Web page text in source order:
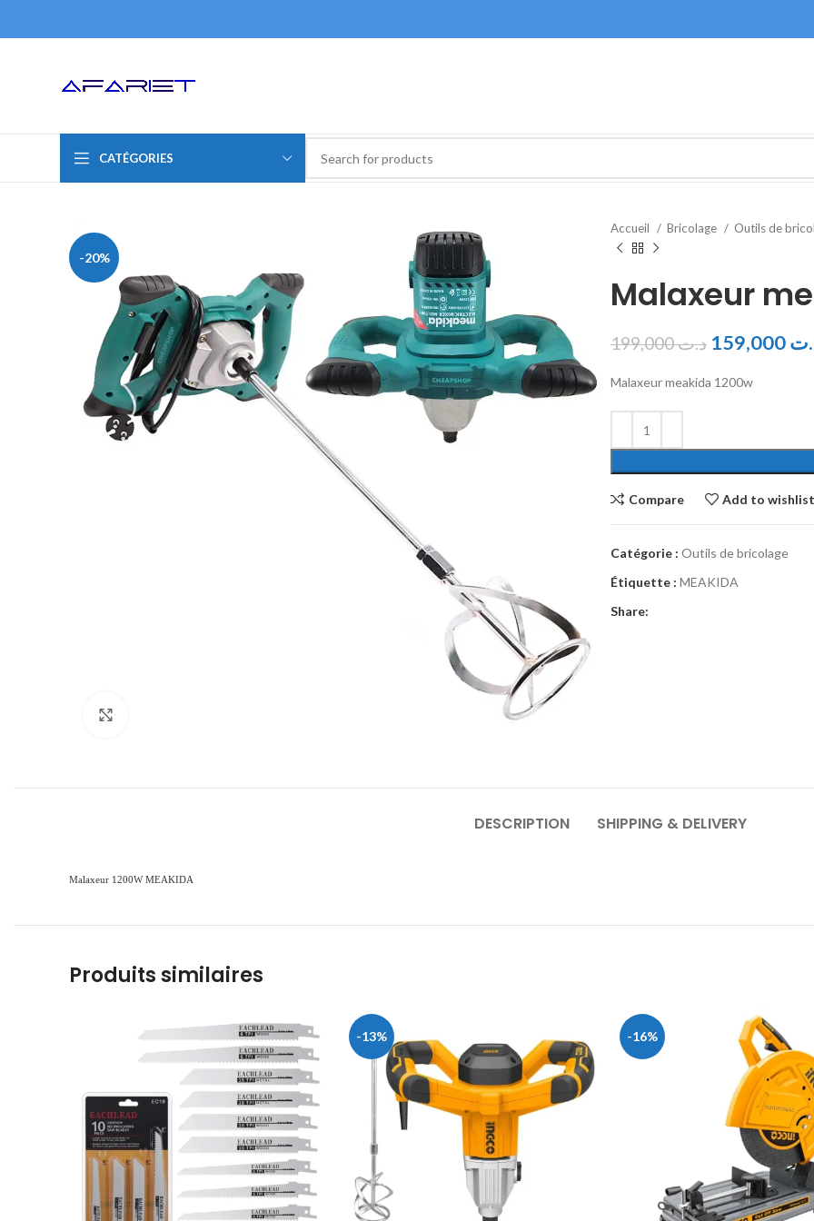
CATÉGORIES
-20%
Accueil Bricolage Outils de
Malaxeur
د.ت199,000
Malaxeur meakida 1200w
Compare Add to wishlist
Catégorie : Outils de bricolage
Étiquette : MEAKIDA
Share:
DESCRIPTION SHIPPING & DELIVERY
Malaxeur 1200W MEAKIDA
Produits similaires
-13% -16%